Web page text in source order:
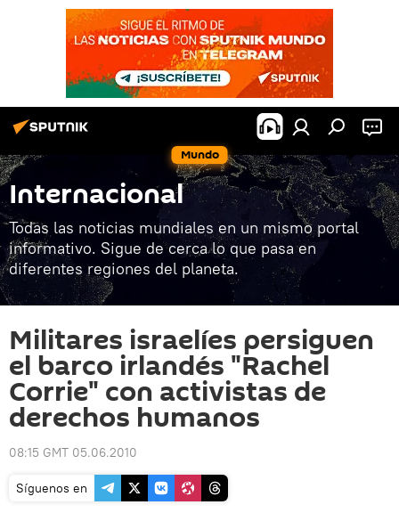
Mundo
Internacional
Todas las noticias mundiales en un mismo portal
informativo. Sigue de cerca lo que pasa en
diferentes regiones del planeta.
Militares israelíes persiguen
el barco irlandés "Rachel
Corrie" con activistas de
derechos humanos
08:15 GMT 05.06.2010
Síguenos en